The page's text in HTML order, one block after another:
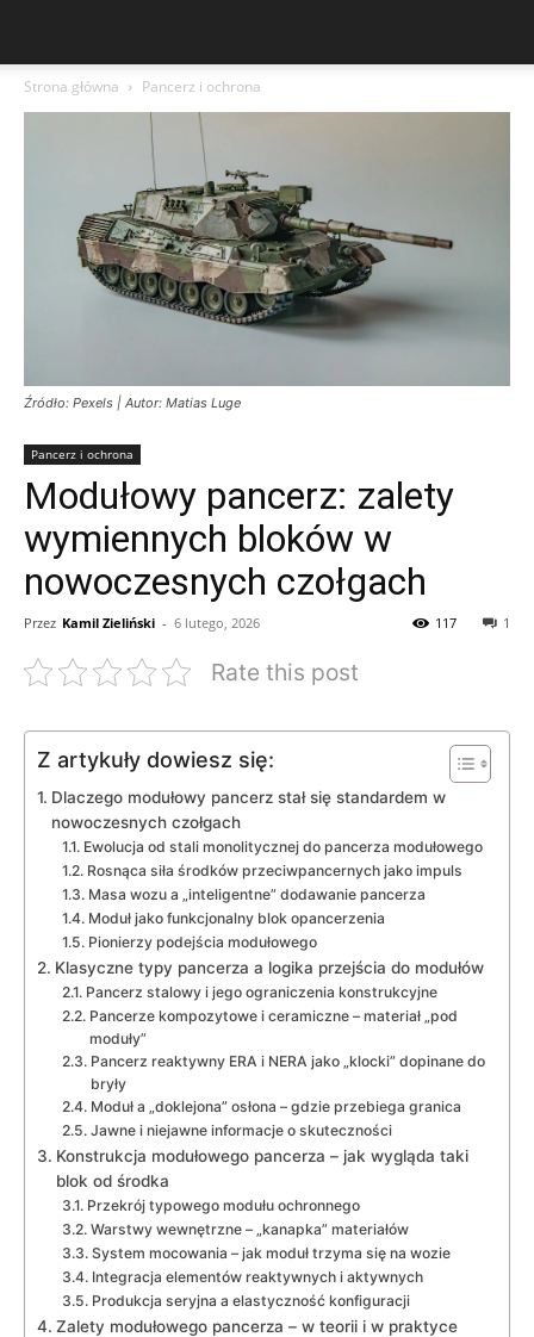
Strona główna Pancerz i ochrona
Źródło: Pexels | Autor: Matias Luge
Pancerz i ochrona
Modułowy pancerz: zalety
wymiennych bloków w
nowoczesnych czołgach
Przez Kamil Zieliński - 6 lutego, 2026 1
117
Rate this post
Z artykuły dowiesz się:
Dlaczego modułowy pancerz stał się standardem w
nowoczesnych czołgach
Ewolucja od stali monolitycznej do pancerza modułowego
Rosnąca siła środków przeciwpancernych jako impuls
Masa wozu a „inteligentne” dodawanie pancerza
Moduł jako funkcjonalny blok opancerzenia
Pionierzy podejścia modułowego
Klasyczne typy pancerza a logika przejścia do modułów
Pancerz stalowy i jego ograniczenia konstrukcyjne
Pancerze kompozytowe i ceramiczne – materiał „pod
moduły”
Pancerz reaktywny ERA i NERA jako „klocki” dopinane do
bryły
Moduł a „doklejona” osłona – gdzie przebiega granica
Jawne i niejawne informacje o skuteczności
Konstrukcja modułowego pancerza – jak wygląda taki
blok od środka
Przekrój typowego modułu ochronnego
Warstwy wewnętrzne – „kanapka” materiałów
System mocowania – jak moduł trzyma się na wozie
Integracja elementów reaktywnych i aktywnych
Produkcja seryjna a elastyczność konfiguracji
Zalety modułowego pancerza – w teorii i w praktyce